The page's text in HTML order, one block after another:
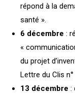
répond à la
santé ».
6 décembre :
«
du projet
Lettre du Clis
13 décembre :